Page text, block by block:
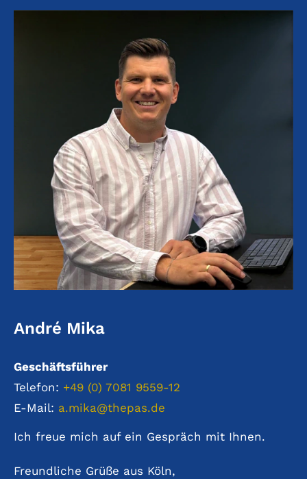
André Mika
Geschäftsführer
Telefon: +49 (0) 7081 9559-12
E-Mail: a.mika@thepas.de
Ich freue mich auf ein Gespräch mit Ihnen.
Freundliche Grüße aus Köln,